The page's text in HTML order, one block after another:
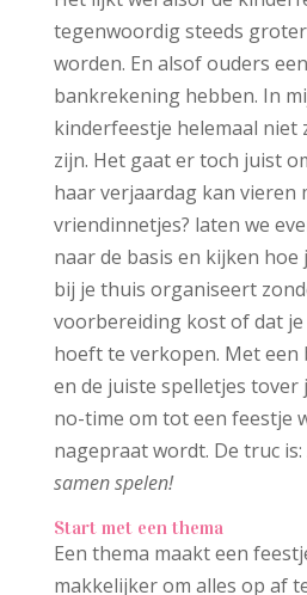
tegenwoordig steeds
worden. En alsof ouders
bankrekening hebben. In
kinderfeestje helemaal niet
zijn. Het gaat er toch juist
haar verjaardag kan vieren
vriendinnetjes? laten we
naar de basis en kijken
bij je thuis organiseert
voorbereiding kost of dat
hoeft te verkopen. Met een
en de juiste spelletjes tover
no-time om tot een feestje
nagepraat wordt. De truc is:
samen spelen!
Start met een thema
Een thema maakt een
makkelijker om alles op af